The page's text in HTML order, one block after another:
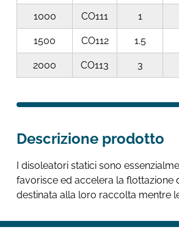
1000 CO111 1
1500 CO112 1.5
2000 CO113 3
Descrizione prodotto
I disoleatori statici sono
favorisce ed accelera la flottazione
destinata alla loro raccolta mentre